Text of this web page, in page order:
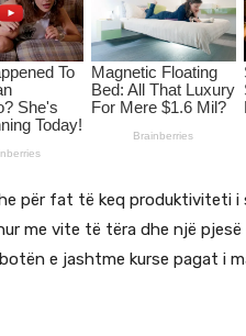
për fat të keq produktiviteti i
me vite të tëra dhe një
e jashtme kurse pagat i